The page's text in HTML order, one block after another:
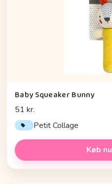
Baby Squeaker Bunny
51 kr.
Petit Collage
Køb nu